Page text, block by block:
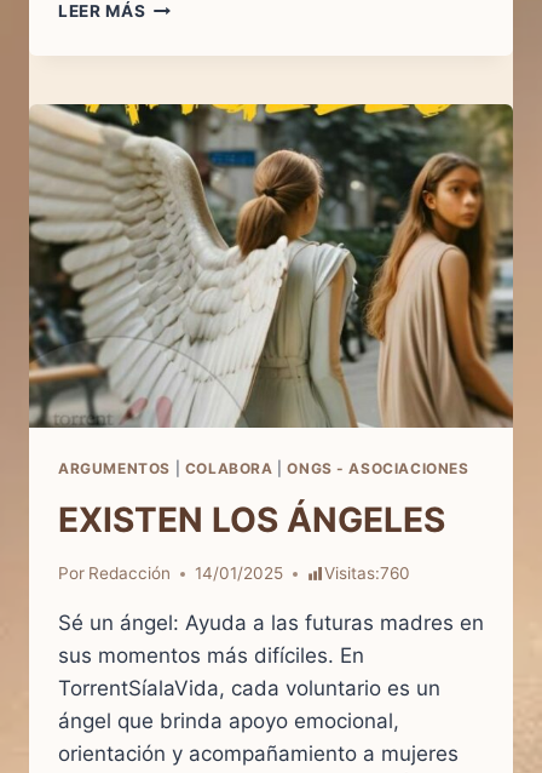
LEER MÁS
ASOCIACIONES.
MISMA
MISIÓN:
SALVAR
VIDAS.
ARGUMENTOS COLABORA |ONGS - ASOCIACIONES
EXISTEN LOS ÁNGELES
Por Redacción 14/01/2025 Visitas:760
Sé un ángel: Ayuda a las futuras madres en
sus momentos más difíciles. En
TorrentSíalaVida, cada voluntario es un
ángel que brinda apoyo emocional,
orientación y acompañamiento a mujeres